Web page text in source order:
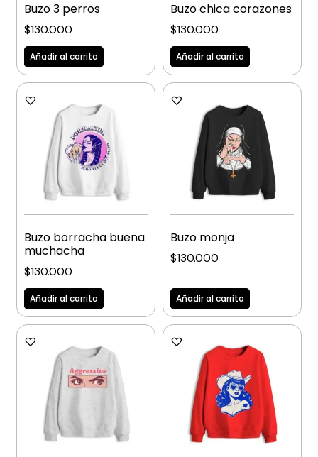
Buzo 3 perros
$130.000
Añadir al carrito
Buzo chica corazones
$130.000
Añadir al carrito
Buzo borracha buena
muchacha
$130.000
Añadir al carrito
Buzo monja
$130.000
Añadir al carrito